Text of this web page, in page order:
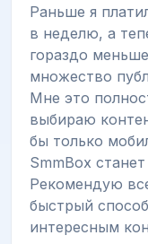
Раньше я
в неделю, а
гораздо
множество
Мне это
выбираю
бы только
SmmBox
Рекомендую
быстрый
интересным